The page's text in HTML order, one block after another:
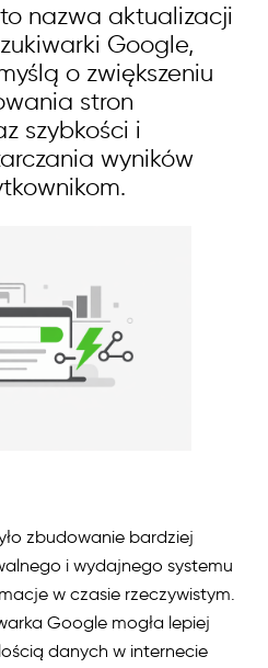
nazwa aktualizacji
Google,
o zwiększeniu
stron
szybkości i
wyników
zbudowanie bardziej
i wydajnego systemu
w czasie rzeczywistym.
Google mogła lepiej
danych w internecie